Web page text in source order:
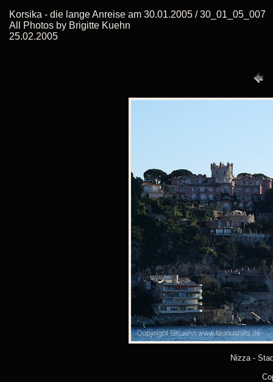
Korsika - die lange Anreise am 30.01.2005 / 30_01_05_007
All Photos by Brigitte Kuehn
25.02.2005
Nizza -